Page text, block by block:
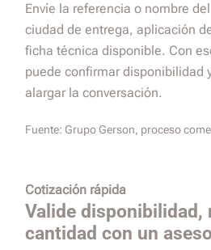
Envíe la referencia o nombre
ciudad de entrega, aplicación
ficha técnica disponible. Con
puede confirmar disponibilidad
alargar la conversación.
Fuente: Grupo Gerson, proceso
Cotización rápida
Valide disponibilidad,
cantidad con un